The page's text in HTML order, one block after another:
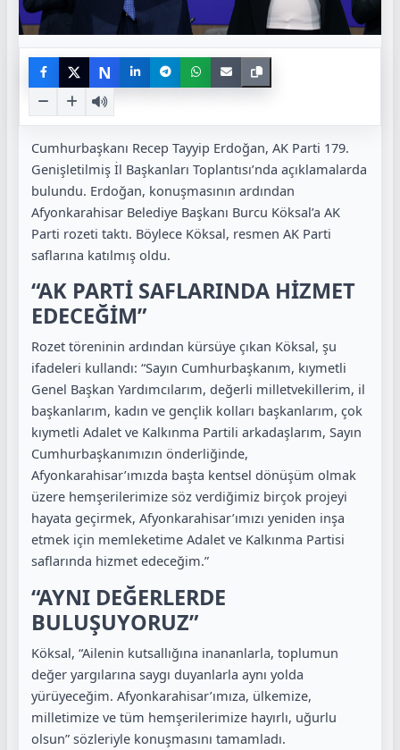
N
Cumhurbaşkanı Recep Tayyip Erdoğan, AK Parti 179.
Genişletilmiş İl Başkanları Toplantısı’nda açıklamalarda
bulundu. Erdoğan, konuşmasının ardından
Afyonkarahisar Belediye Başkanı Burcu Köksal’a AK
Parti rozeti taktı. Böylece Köksal, resmen AK Parti
saflarına katılmış oldu.
“AK PARTİ SAFLARINDA HİZMET
EDECEĞİM”
Rozet töreninin ardından kürsüye çıkan Köksal, şu
ifadeleri kullandı: “Sayın Cumhurbaşkanım, kıymetli
Genel Başkan Yardımcılarım, değerli milletvekillerim, il
başkanlarım, kadın ve gençlik kolları başkanlarım, çok
kıymetli Adalet ve Kalkınma Partili arkadaşlarım, Sayın
Cumhurbaşkanımızın önderliğinde,
Afyonkarahisar’ımızda başta kentsel dönüşüm olmak
üzere hemşerilerimize söz verdiğimiz birçok projeyi
hayata geçirmek, Afyonkarahisar’ımızı yeniden inşa
etmek için memleketime Adalet ve Kalkınma Partisi
saflarında hizmet edeceğim.”
“AYNI DEĞERLERDE
BULUŞUYORUZ”
Köksal, “Ailenin kutsallığına inananlarla, toplumun
değer yargılarına saygı duyanlarla aynı yolda
yürüyeceğim. Afyonkarahisar’ımıza, ülkemize,
milletimize ve tüm hemşerilerimize hayırlı, uğurlu
olsun” sözleriyle konuşmasını tamamladı.